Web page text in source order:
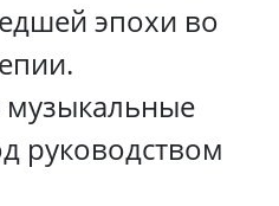
эпохи во
руководством